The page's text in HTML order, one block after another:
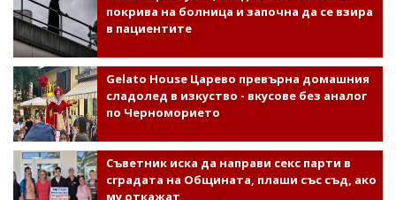
покрива на болница и започна да се взира
в пациентите
Gelato House Царево превърна домашния
сладолед в изкуство - вкусове без аналог
по Черноморието
Съветник иска да направи секс парти в
сградата на Общината, плаши със съд, ако
му откажат